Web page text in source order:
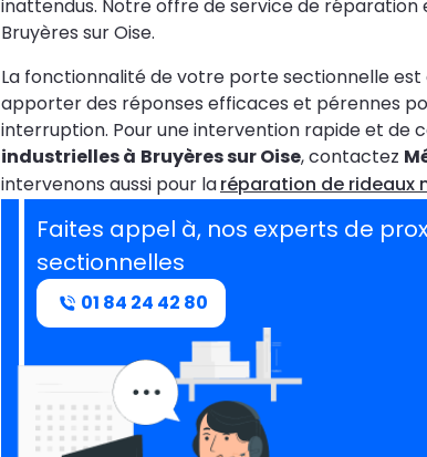
inattendus. Notre offre de service de
Bruyères sur Oise.
La fonctionnalité de votre porte sectionnelle
apporter des réponses efficaces et pérennes
interruption. Pour une intervention rapide et de
industrielles à Bruyères sur Oise, contactez
intervenons aussi pour laréparation de rideaux
Faites appel à, nos experts de
sectionnelles
01 84 24 42 80